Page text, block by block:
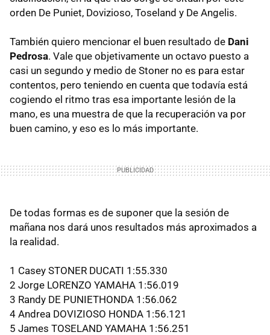
orden De Puniet, Dovizioso, Toseland y De Angelis.
También quiero mencionar el buen resultado de Dani
Pedrosa. Vale que objetivamente un octavo puesto a
casi un segundo y medio de Stoner no es para estar
contentos, pero teniendo en cuenta que todavía está
cogiendo el ritmo tras esa importante lesión de la
mano, es una muestra de que la recuperación va por
buen camino, y eso es lo más importante.
De todas formas es de suponer que la sesión de
mañana nos dará unos resultados más aproximados a
la realidad.
1 Casey STONER DUCATI 1:55.330
2 Jorge LORENZO YAMAHA 1:56.019
3 Randy DE PUNIETHONDA 1:56.062
4 Andrea DOVIZIOSO HONDA 1:56.121
5 James TOSELAND YAMAHA 1:56.251